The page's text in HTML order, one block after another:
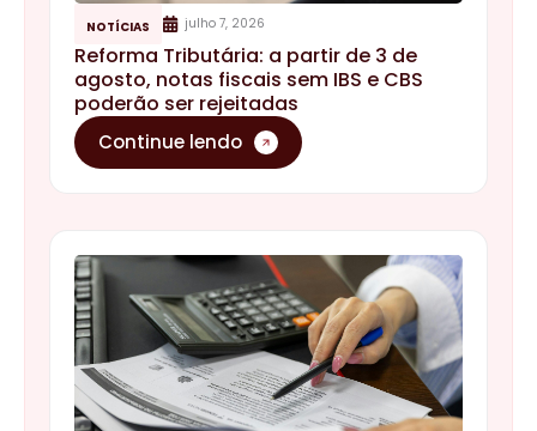
NOTÍCIAS julho 7, 2026
Reforma Tributária: a partir de 3 de
agosto, notas fiscais sem IBS e CBS
poderão ser rejeitadas
Continue lendo